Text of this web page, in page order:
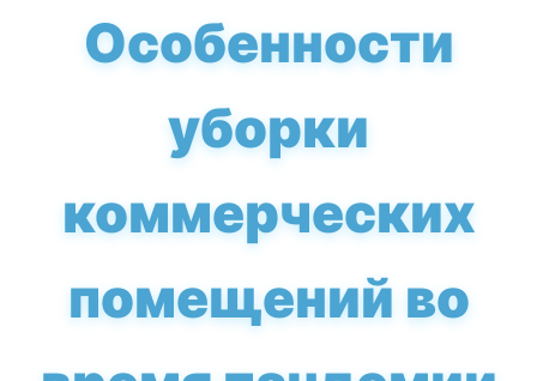
Особенности
уборки
коммерческих
помещений во